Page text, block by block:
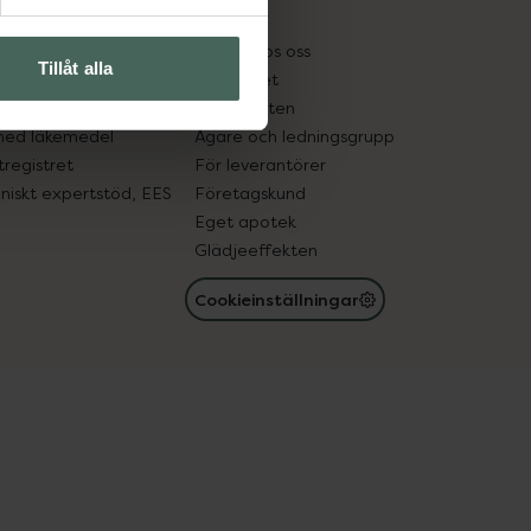
Tillåt alla
in gammal medicin
läkemedel
expertstöd, EES
Pressrum
Jobba hos oss
Hållbarhet
Samarbeten
Ägare och ledningsgrupp
För leverantörer
Företagskund
Eget apotek
Glädjeeffekten
Cookieinställningar